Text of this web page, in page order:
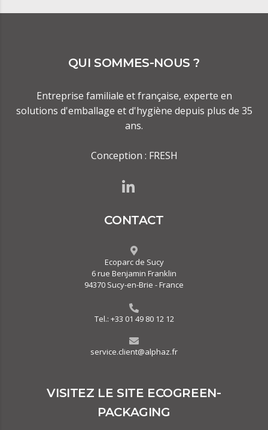
QUI SOMMES-NOUS ?
Entreprise familiale et française, experte en
solutions d'emballage et d'hygiène depuis plus de 35
ans.
Conception : FRESH
CONTACT
Ecoparc de Sucy
6 rue Benjamin Franklin
94370 Sucy-en-Brie - France
Tel.: +33 01 49 80 12 12
service.client@alphaz.fr
VISITEZ LE SITE ECOGREEN-
PACKAGING